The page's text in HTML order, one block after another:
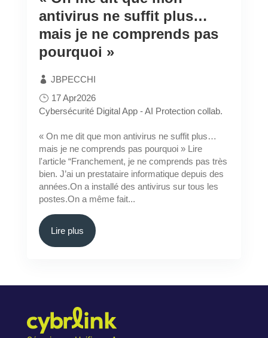
antivirus ne suffit plus…
mais je ne comprends pas
pourquoi »
JBPECCHI
17 Apr2026
Cybersécurité Digital App - AI Protection collab.
« On me dit que mon antivirus ne suffit plus…
mais je ne comprends pas pourquoi » Lire
l'article “Franchement, je ne comprends pas très
bien. J’ai un prestataire informatique depuis des
années.On a installé des antivirus sur tous les
postes.On a même fait...
Lire plus